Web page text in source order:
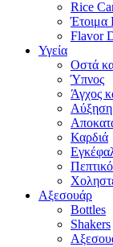
Rice
Έτοιμα
Flavor
Υγεία
Οστά
Ύπνος
Άγχος
Αύξηση
Καρδιά
Πεπτικό
Αξεσουάρ
Bottles
Shakers